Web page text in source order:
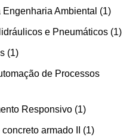
Ambiental 1
e Pneumáticos 1
1
de Processos
Responsivo 1
armado II 1